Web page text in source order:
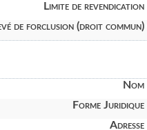
Limite de revendication
de forclusion (droit commun)
Nom
Forme Juridique
Adresse